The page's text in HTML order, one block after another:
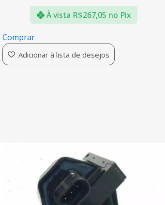
À vista R$267,05 no Pix
Comprar
Adicionar à lista de desejos